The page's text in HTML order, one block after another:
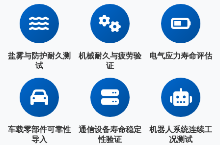
盐雾与防护耐久测
试
机械耐久与疲劳验
证
电气应力寿命评估
车载零部件可靠性
导入
通信设备寿命稳定
性验证
机器人系统连续工
况测试